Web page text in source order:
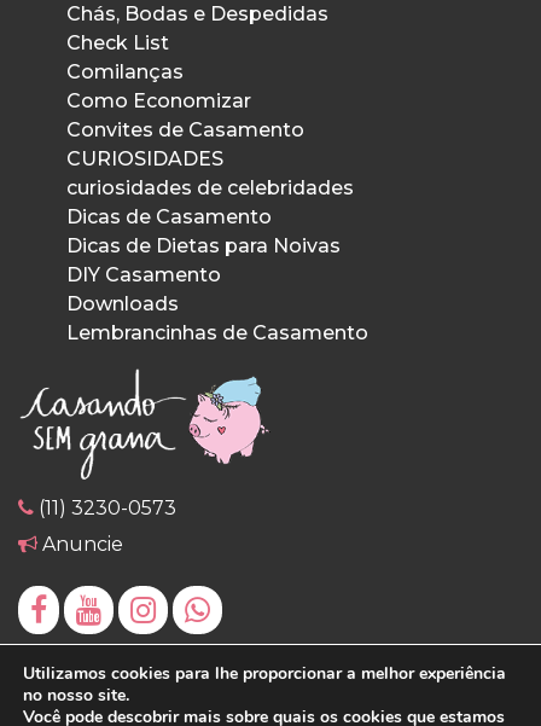
Chás, Bodas e Despedidas
Check List
Comilanças
Como Economizar
Convites de Casamento
CURIOSIDADES
curiosidades de celebridades
Dicas de Casamento
Dicas de Dietas para Noivas
DIY Casamento
Downloads
Lembrancinhas de Casamento
(11) 3230-0573
Anuncie
Utilizamos cookies para lhe proporcionar a melhor experiência
no nosso site.
Você pode descobrir mais sobre quais os cookies que estamos